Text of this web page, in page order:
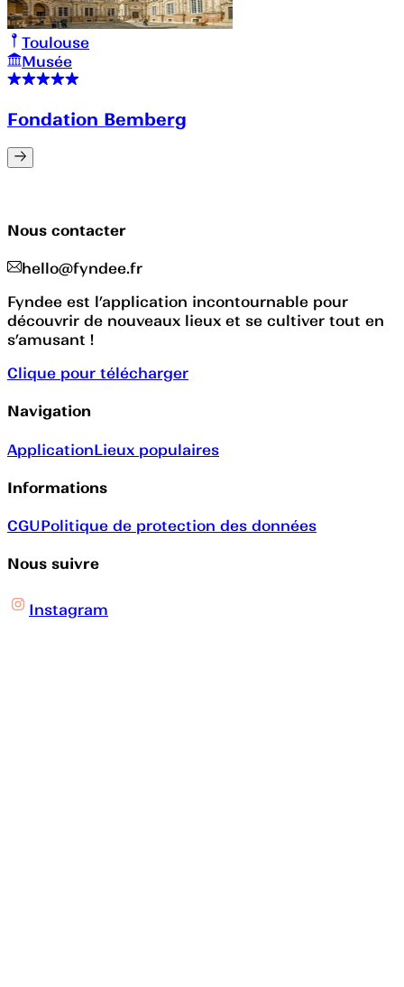
Toulouse
Musée
Fondation Bemberg
Nous contacter
hello@fyndee.fr
Fyndee est l’application incontournable pour
découvrir de nouveaux lieux et se cultiver tout en
s’amusant !
Clique pour télécharger
Navigation
ApplicationLieux populaires
Informations
CGUPolitique de protection des données
Nous suivre
Instagram